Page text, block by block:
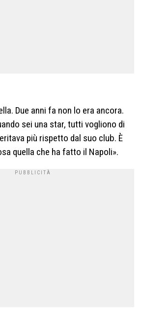
Due anni fa non lo era ancora.
sei una star, tutti vogliono di
più rispetto dal suo club. È
quella che ha fatto il Napoli».